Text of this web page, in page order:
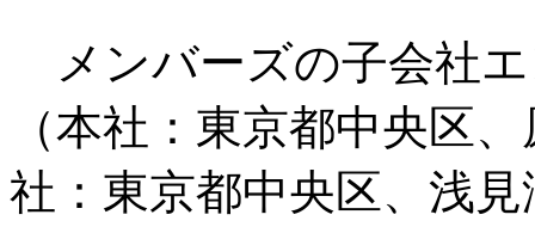
メンバーズの子会社
（本社：東京都中央区
社：東京都中央区、浅